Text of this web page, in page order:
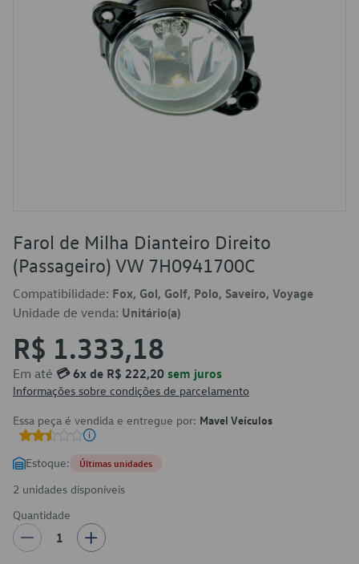
Farol de Milha Dianteiro Direito
(Passageiro) VW 7H0941700C
Compatibilidade: Fox, Gol, Golf, Polo, Saveiro, Voyage
Unidade de venda: Unitário(a)
R$ 1.333,18
Em até 💳 6x de R$ 222,20 sem juros
Informações sobre condições de parcelamento
Essa peça é vendida e entregue por: Mavel Veículos
Estoque: Últimas unidades
2 unidades disponíveis
Quantidade
1